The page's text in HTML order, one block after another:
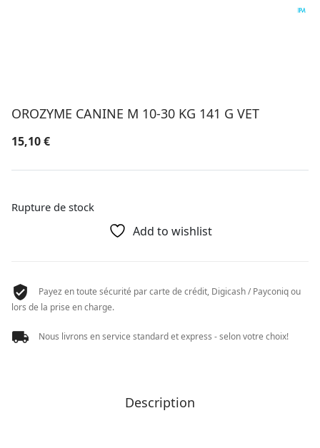
OROZYME CANINE M 10-30 KG 141 G VET
15,10€
Rupture de stock
Add to wishlist
Payez en toute sécurité par carte de crédit, Digicash / Payconiq ou
lors de la prise en charge.
Nous livrons en service standard et express - selon votre choix!
Description